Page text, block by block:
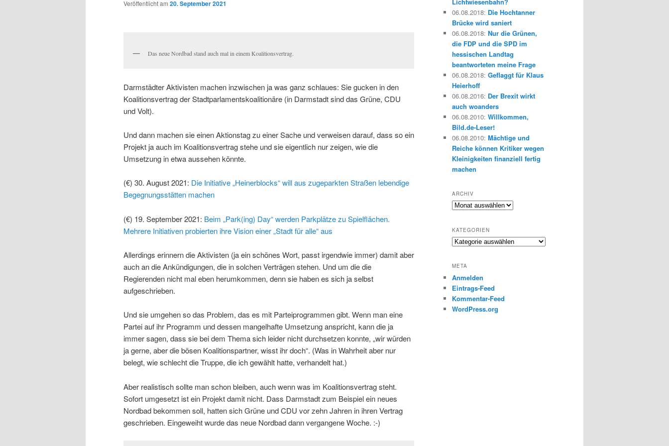
Veröffentlicht am 20. September 2021
Das neue Nordbad stand auch mal in einem Koalitionsvertrag.
Darmstädter Aktivisten machen inzwischen ja was ganz schlaues: Sie gucken in den
Koalitionsvertrag der Stadtparlamentskoalitionäre (in Darmstadt sind das Grüne, CDU
und Volt).
Und dann machen sie einen Aktionstag zu einer Sache und verweisen darauf, dass so ein
Projekt ja auch im Koalitionsvertrag stehe und sie eigentlich nur zeigen, wie die
Umsetzung in etwa aussehen könnte.
(€) 30. August 2021: Die Initiative „Heinerblocks“ will aus zugeparkten Straßen lebendige
Begegnungsstätten machen
(€) 19. September 2021: Beim „Park(ing) Day“ werden Parkplätze zu Spielflächen.
Mehrere Initiativen probierten ihre Vision einer „Stadt für alle“ aus
Allerdings erinnern die Aktivisten (ja ein schönes Wort, passt irgendwie immer) damit aber
auch an die Ankündigungen, die in solchen Verträgen stehen. Und um die die
Regierenden nicht mal eben herumkommen, denn sie haben es sich ja selbst
aufgeschrieben.
Und sie umgehen so das Problem, das es mit Parteiprogrammen gibt. Wenn man eine
Partei auf ihr Programm und dessen mangelhafte Umsetzung anspricht, kann die ja
immer sagen, dass sie bei dem Thema sich leider nicht durchsetzen konnte, „wir würden
ja gerne, aber die bösen Koalitionspartner, wisst ihr doch“. (Was in Wahrheit aber nur
belegt, wie schlecht die Truppe, die ich gewählt hatte, verhandelt hat.)
Aber realistisch sollte man schon bleiben, auch wenn was im Koalitionsvertrag steht.
Sofort umgesetzt ist ein Projekt damit nicht. Dass Darmstadt zum Beispiel ein neues
Nordbad bekommen soll, hatten sich Grüne und CDU vor zehn Jahren in ihren Vertrag
geschrieben. Eingeweiht wurde das neue Nordbad dann vergangene Woche. :-)
06.08.2018: Die Hochtanner
Brücke wird saniert
06.08.2018: Nur die Grünen,
die FDP und die SPD im
hessischen Landtag
beantworteten meine Frage
06.08.2018: Geflaggt für Klaus
Heierhoff
06.08.2016: Der Brexit wirkt
auch woanders
06.08.2010: Willkommen,
Bild.de-Leser!
06.08.2010: Mächtige und
Reiche können Kritiker wegen
Kleinigkeiten finanziell fertig
machen
ARCHIV
Archiv
KATEGORIEN
Kategorien
META
Anmelden
Eintrags-Feed
Kommentar-Feed
WordPress.org